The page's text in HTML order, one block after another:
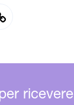
ricevere